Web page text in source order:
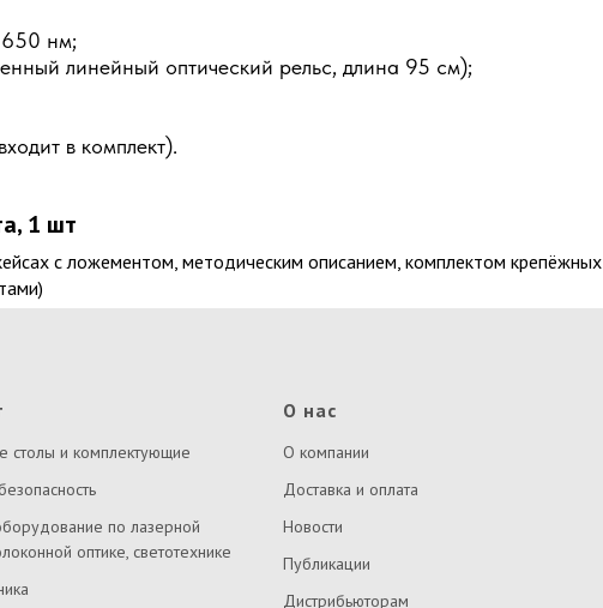
650 нм;
линейный оптический рельс, длина 95 см);
в комплект).
1 шт
с ложементом, методическим описанием, комплектом крепёжных
столы и комплектующие
по лазерной
оптике, светотехнике
О нас
О компании
Доставка и оплата
Новости
Публикации
Дистрибьюторам